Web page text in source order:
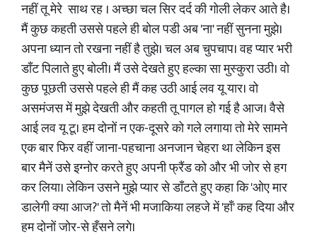
नहीं तू मेरे साथ रह । अच्छा चल सिर दर्द की गोली लेकर आते है।
मैं कुछ कहती उससे पहले ही बोल पडी अब 'ना' नहीं सुनना मुझे।
अपना ध्यान तो रखना नहीं है तुझे। चल अब चुपचाप। वह प्यार भरी
डाँट पिलाते हुए बोली। मैं उसे देखते हुए हल्का सा मुस्कुरा उठी। वो
कुछ पूछती उससे पहले ही मैं कह उठी आई लव यू यार। वो
असमंजस में मुझे देखती और कहती तू पागल हो गई है आज। वैसे
आई लव यू टू। हम दोनों न एक-दूसरे को गले लगाया तो मेरे सामने
एक बार फिर वहीं जाना-पहचाना अनजान चेहरा था लेकिन इस
बार मैनें उसे इग्नोर करते हुए अपनी फ्रैंड को और भी जोर से हग
कर लिया। लेकिन उसने मुझे प्यार से डाँटते हुए कहा कि 'ओए मार
डालेगी क्या आज?' तो मैनें भी मजाकिया लहजे में 'हाँ' कह दिया और
हम दोनों जोर-से हँसने लगे।